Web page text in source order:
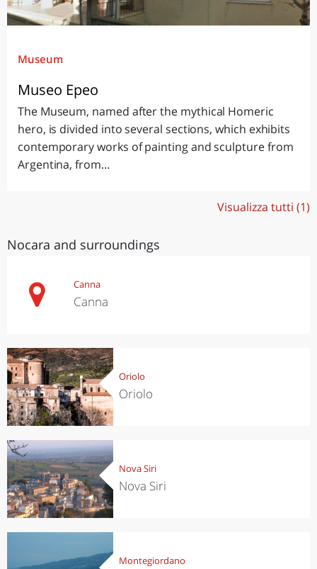
Museum
Museo Epeo
The Museum, named after the mythical Homeric
hero, is divided into several sections, which exhibits
contemporary works of painting and sculpture from
Argentina, from...
Visualizza tutti (1)
Nocara and surroundings
Canna
Canna
Oriolo
Oriolo
Nova Siri
Nova Siri
Montegiordano